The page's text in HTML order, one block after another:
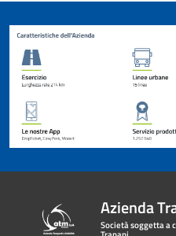
Azienda
Società soggetta a